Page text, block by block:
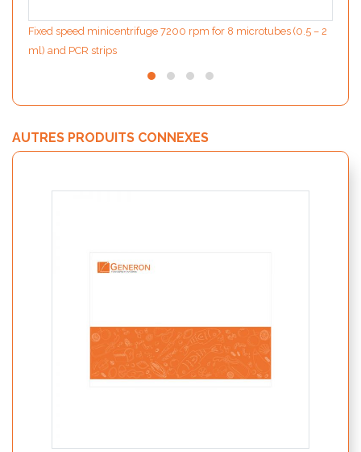
Fixed speed minicentrifuge 7200 rpm for 8 microtubes (0.5 – 2
ml) and PCR strips
AUTRES PRODUITS CONNEXES